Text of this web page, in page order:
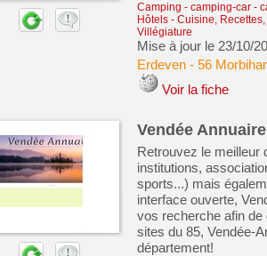
Camping - camping-car -
Hôtels- Cuisine,
Villégiature
Mise à jour le 23/10/
Erdeven- 56
Voir la fiche
Vendée
Retrouvez le meilleur
institutions,
sports...) mais
interface ouverte,
vos recherche afin
sites du 85, Vendée-
département!